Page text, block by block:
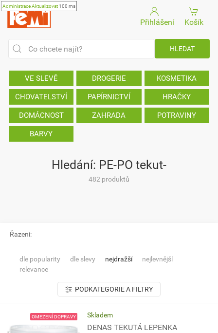
AdministraceAktualizovat100 ms
Přihlášení Košík
VE SLEVĚ DROGERIE KOSMETIKA
CHOVATELSTVÍ PAPÍRNICTVÍ HRAČKY
DOMÁCNOST ZAHRADA POTRAVINY
BARVY
Hledání: PE-PO tekut-
482 produktů
Řazení:
dle popularity dle slevy nejdražší
nejlevnější
relevance
PODKATEGORIE A FILTRY
OMEZENÍ DOPRAVY Skladem
DENAS TEKUTÁ LEPENKA